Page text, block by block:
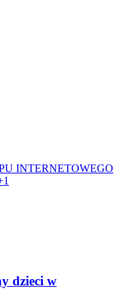
INTERNETOWEGO
dzieci w